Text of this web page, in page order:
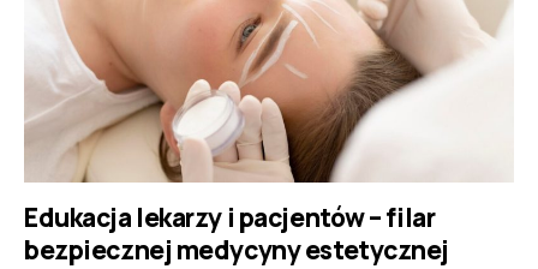
Edukacja lekarzy i pacjentów – filar
bezpiecznej medycyny estetycznej